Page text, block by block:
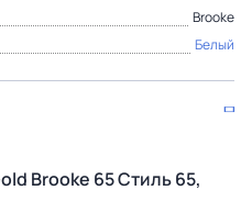
Brooke
Белый
Brooke 65 Стиль 65,